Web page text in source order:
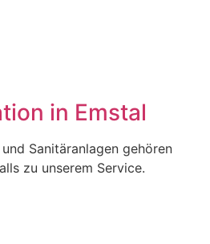
in Emstal
Sanitäranlagen gehören
zu unserem Service.